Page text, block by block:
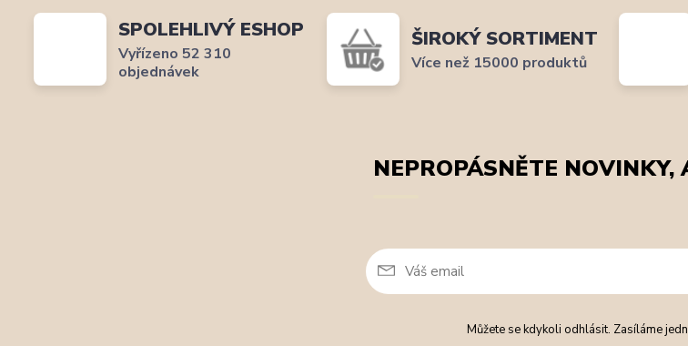
SPOLEHLIVÝ ESHOP
Vyřízeno 52 310
objednávek
ŠIROKÝ SORTIMENT
Více než 15000 produktů
NEPROPÁSNĚTE NOVINKY,
Můžete se kdykoli odhlásit. Zasíláme